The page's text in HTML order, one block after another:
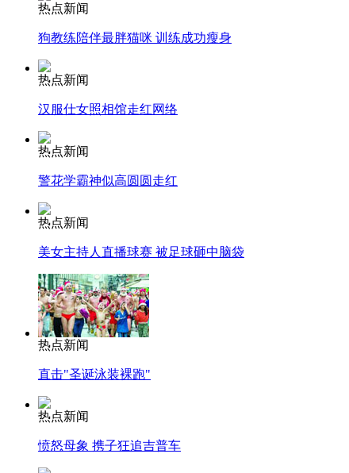
消防员救轻生者
司机酒驾遇交警 急速倒车逃窜
热点新闻
狗教练陪伴最胖猫咪 训练成功瘦身
热点新闻
汉服仕女照相馆走红网络
热点新闻
警花学霸神似高圆圆走红
热点新闻
美女主持人直播球赛 被足球砸中脑袋
热点新闻
直击"圣诞泳装裸跑"
热点新闻
愤怒母象 携子狂追吉普车